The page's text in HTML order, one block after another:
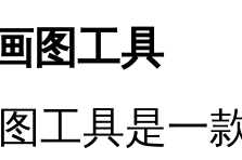
图工具
工具是一